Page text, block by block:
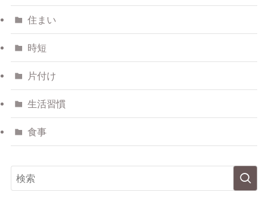
住まい
時短
片付け
生活習慣
食事